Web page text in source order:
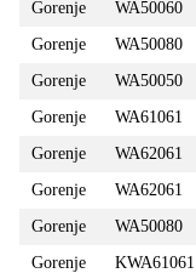
Gorenje WA50060
Gorenje
WA50080
Gorenje
WA50050
Gorenje
WA61061
Gorenje
WA62061
Gorenje
WA62061
Gorenje
WA50080
Gorenje
KWA61061